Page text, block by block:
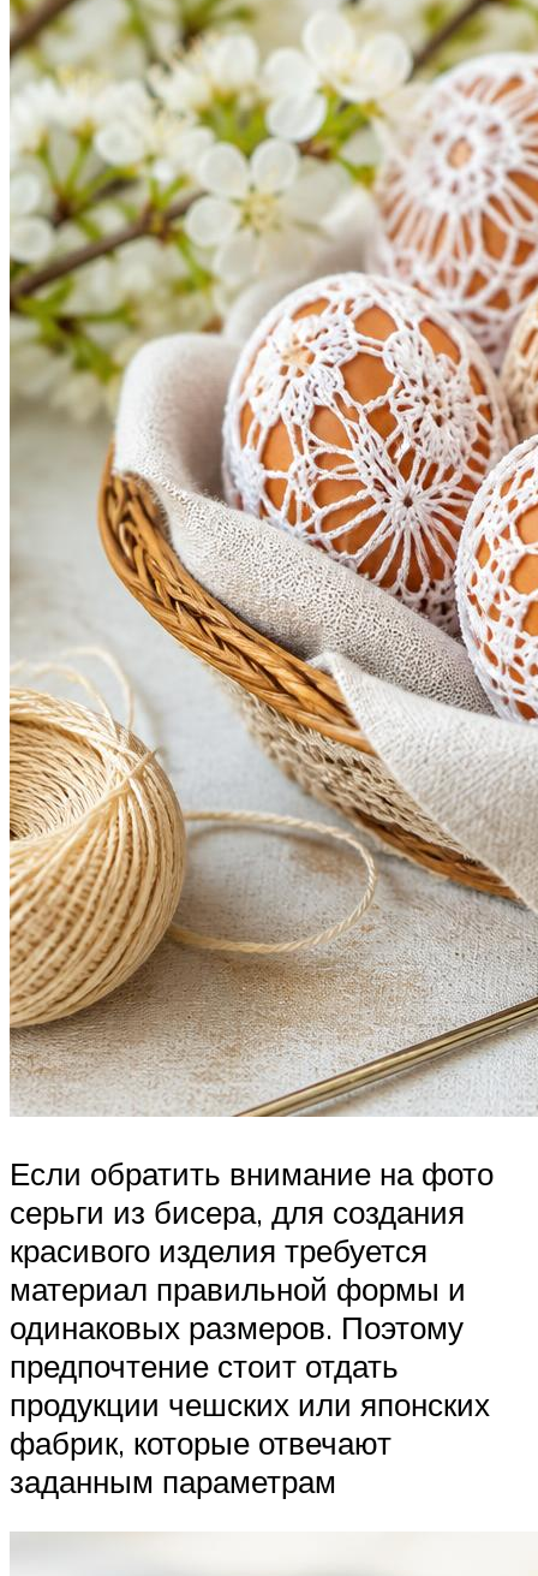
Если обратить внимание на фото
серьги из бисера, для создания
красивого изделия требуется
материал правильной формы и
одинаковых размеров. Поэтому
предпочтение стоит отдать
продукции чешских или японских
фабрик, которые отвечают
заданным параметрам